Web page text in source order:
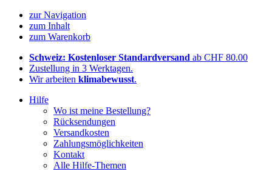
zur Navigation
zum Inhalt
zum Warenkorb
Schweiz: Kostenloser Standardversand ab CHF 80.00
Zustellung in 3 Werktagen.
Wir arbeiten klimabewusst.
Hilfe
Wo ist meine Bestellung?
Rücksendungen
Versandkosten
Zahlungsmöglichkeiten
Kontakt
Alle Hilfe-Themen